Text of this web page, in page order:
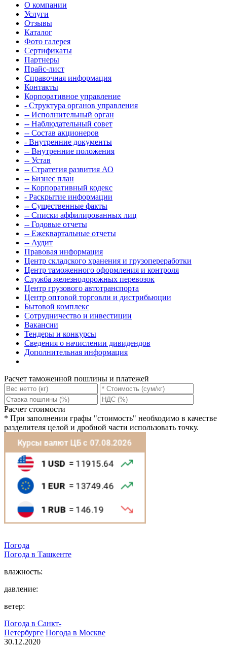
О компании
Услуги
Отзывы
Каталог
Фото галерея
Сертификаты
Партнеры
Прайс-лист
Справочная информация
Контакты
Корпоративное управление
- Структура органов управления
-- Исполнительный орган
-- Наблюдательный совет
-- Состав акционеров
- Внутренние документы
-- Внутренние положения
-- Устав
-- Стратегия развития АО
-- Бизнес план
-- Корпоративный кодекс
- Раскрытие информации
-- Существенные факты
-- Списки аффилированных лиц
-- Годовые отчеты
-- Ежеквартальные отчеты
-- Аудит
Правовая информация
Центр складского хранения и грузопереработки
Центр таможенного оформления и контроля
Служба железнодорожных перевозок
Центр грузового автотранспорта
Центр оптовой торговли и дистрибьюции
Бытовой комплекс
Сотрудничество и инвестиции
Вакансии
Тендеры и конкурсы
Сведения о начислении дивидендов
Дополнительная информация
Расчет таможенной пошлины и платежей
Расчет стоимости
* При заполнении графы "стоимость" необходимо в качестве
разделителя целой и дробной части использовать точку.
Погода
Погода в Ташкентe
влажность:
давление:
ветер:
Погода в Санкт-
Петербурге Погода в Москве
30.12.2020